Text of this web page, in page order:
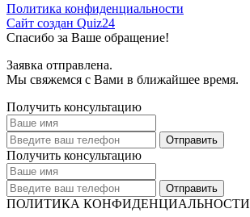
Политика конфиденциальности
Сайт создан Quiz24
Спасибо за Ваше обращение!
Заявка отправлена.
Мы свяжемся с Вами в ближайшее время.
Получить консультацию
Получить консультацию
ПОЛИТИКА КОНФИДЕНЦИАЛЬНОСТИ